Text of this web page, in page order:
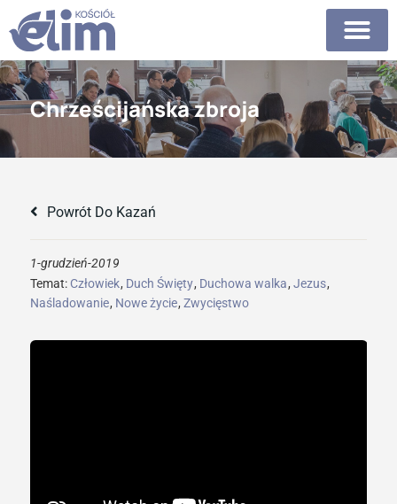
Chrześcijańska zbroja
Powrót Do Kazań
1-grudzień-2019
Temat: Człowiek, Duch Święty, Duchowa walka, Jezus,
Naśladowanie, Nowe życie, Zwycięstwo